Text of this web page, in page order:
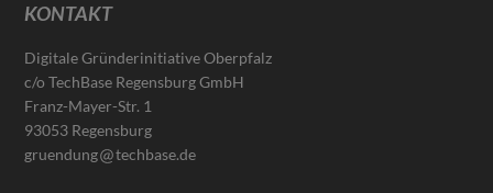
KONTAKT
Digitale Gründerinitiative Oberpfalz
c/o TechBase Regensburg GmbH
Franz-Mayer-Str. 1
93053 Regensburg
gruendung
techbase.de